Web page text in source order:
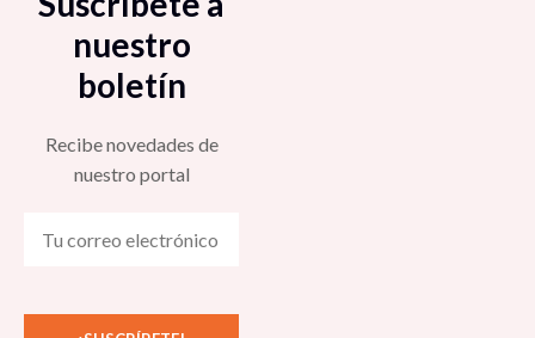
nuestro
boletín
Recibe novedades de
nuestro portal